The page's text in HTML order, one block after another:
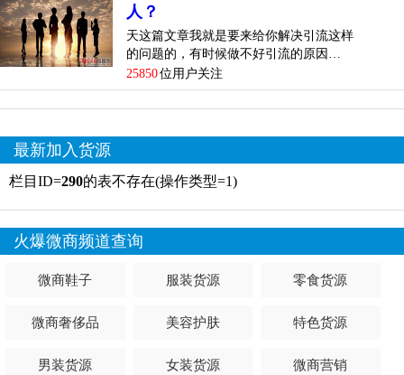
人？
天这篇文章我就是要来给你解决引流这样
的问题的，有时候做不好引流的原因…
25850位用户关注
最新加入货源
栏目ID=290的表不存在(操作类型=1)
火爆微商频道查询
微商鞋子 服装货源 零食货源
微商奢侈品 美容护肤 特色货源
男装货源 女装货源 微商营销